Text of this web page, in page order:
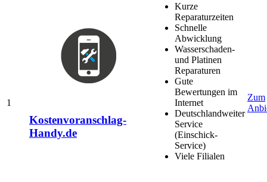
1
Kostenvoranschlag-
Handy.de
Kurze
Reparaturzeiten
Schnelle
Abwicklung
Wasserschaden-
und Platinen
Reparaturen
Gute
Bewertungen im
Internet
Deutschlandweiter
Service
(Einschick-
Service)
Viele Filialen
Zum